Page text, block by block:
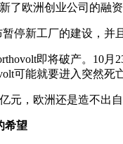
了欧洲创业公司的融资
停新工厂的建设，并
即将破产。10
可能就要进入突然死
元，欧洲还是造不出
希望